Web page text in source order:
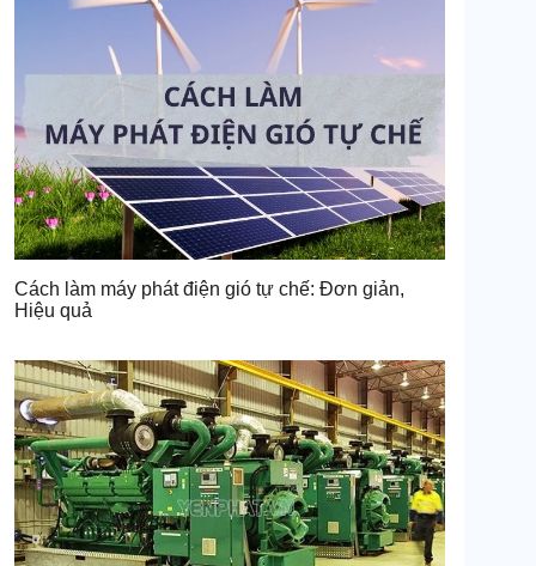
Cách làm máy phát điện gió tự chế: Đơn giản,
Hiệu quả